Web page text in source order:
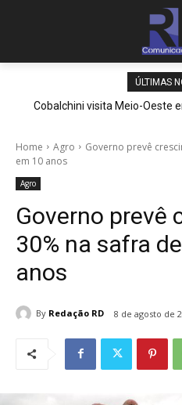
ÚLTIMAS
Cobalchini visita Meio-Oeste
Home Agro
Governo prevê
em 10 anos
Agro
Governo prevê
30% na safra
anos
By Redação RD 8 de agosto de